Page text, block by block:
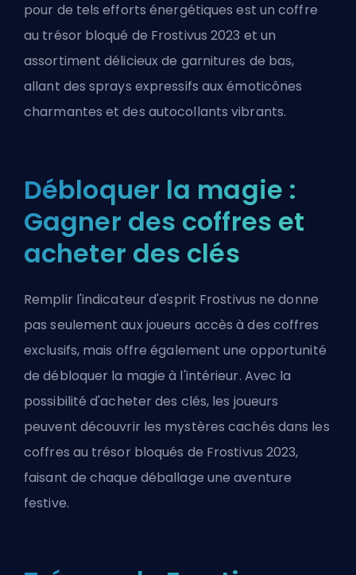
pour de tels efforts énergétiques est un coffre
au trésor bloqué de Frostivus 2023 et un
assortiment délicieux de garnitures de bas,
allant des sprays expressifs aux émoticônes
charmantes et des autocollants vibrants.
Débloquer la magie :
Gagner des coffres et
acheter des clés
Remplir l'indicateur d'esprit Frostivus ne donne
pas seulement aux joueurs accès à des coffres
exclusifs, mais offre également une opportunité
de débloquer la magie à l'intérieur. Avec la
possibilité d'acheter des clés, les joueurs
peuvent découvrir les mystères cachés dans les
coffres au trésor bloqués de Frostivus 2023,
faisant de chaque déballage une aventure
festive.